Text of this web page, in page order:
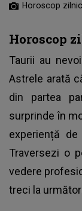
Horoscop
Horoscop
Taurii au
Astrele arată
din partea
surprinde în
experiență
Traversezi o
vedere
treci la